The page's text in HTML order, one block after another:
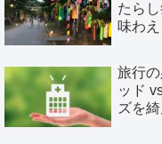
たら
味わ
旅行
ッド
ズを